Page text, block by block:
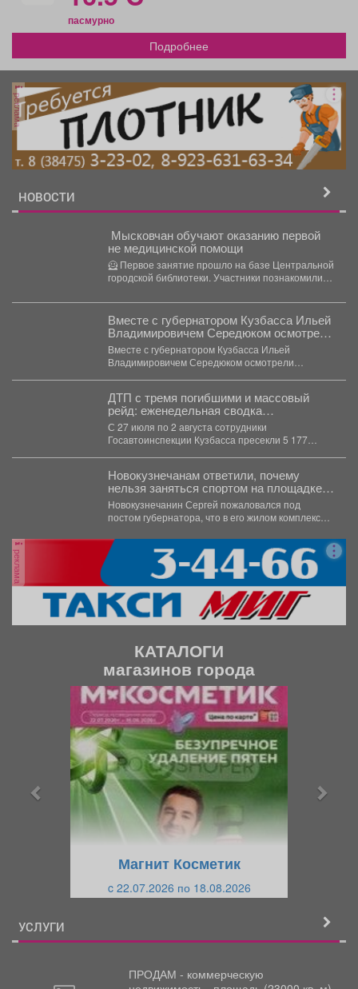
пасмурно
Подробнее
реклама
НОВОСТИ
Мысковчан обучают оказанию первой
не медицинской помощи
🦸 Первое занятие прошло на базе Центральной
городской библиотеки. Участники познакомились
Вместе с губернатором Кузбасса Ильей
Владимировичем Середюком осмотрели
строительные площадки на территории
комплексного развития в заискитимской
части города Кемерово
Вместе с губернатором Кузбасса Ильей
Владимировичем Середюком осмотрели
ДТП с тремя погибшими и массовый
рейд: еженедельная сводка
Госавтоинспекции Кузбасса
С 27 июля по 2 августа сотрудники
Госавтоинспекции Кузбасса пресекли 5 177
Новокузнечанам ответили, почему
нельзя заняться спортом на площадке
лицея
Новокузнечанин Сергей пожаловался под
постом губернатора, что в его жилом комплексе
реклама
КАТАЛОГИ
магазинов города
Магнит Косметик
c 22.07.2026 по 18.08.2026
УСЛУГИ
ПРОДАМ - коммерческую